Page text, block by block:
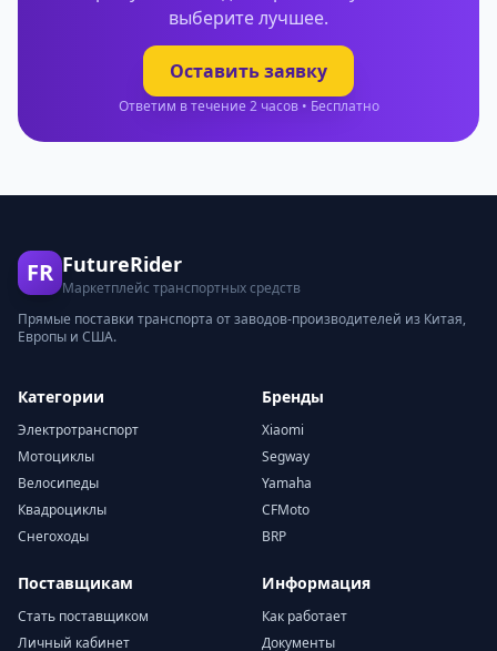
выберите лучшее.
Оставить заявку
Ответим в течение 2 часов • Бесплатно
FR FutureRider
Маркетплейс транспортных средств
Прямые поставки транспорта от заводов-производителей из Китая,
Европы и США.
Категории
Электротранспорт
Мотоциклы
Велосипеды
Квадроциклы
Снегоходы
Бренды
Xiaomi
Segway
Yamaha
CFMoto
BRP
Поставщикам
Стать поставщиком
Личный кабинет
Информация
Как работает
Документы